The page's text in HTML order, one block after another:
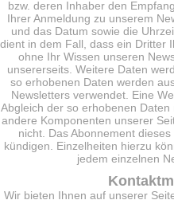
bzw. deren Inhaber den
Ihrer Anmeldung zu unserem
und das Datum sowie die
dient in dem Fall, dass ein Dritter
ohne Ihr Wissen unseren
unsererseits. Weitere Daten
so erhobenen Daten werden
Newsletters verwendet. Eine
Abgleich der so erhobenen
andere Komponenten unserer
nicht. Das Abonnement
kündigen. Einzelheiten hierzu
jedem einzelnen
Wir bieten Ihnen auf unserer